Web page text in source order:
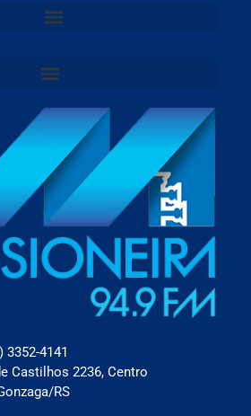
3352-4141
Castilhos 2236, Centro
RS